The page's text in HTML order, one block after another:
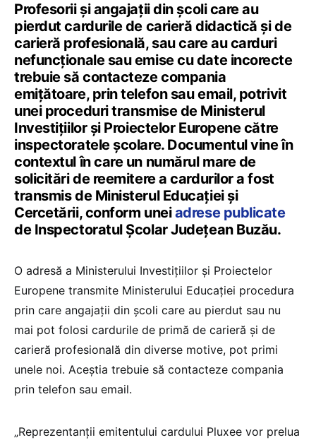
Profesorii și angajații din școli care au
pierdut cardurile de carieră didactică și de
carieră profesională, sau care au carduri
nefuncționale sau emise cu date incorecte
trebuie să contacteze compania
emițătoare, prin telefon sau email, potrivit
unei proceduri transmise de Ministerul
Investițiilor și Proiectelor Europene către
inspectoratele școlare. Documentul vine în
contextul în care un numărul mare de
solicitări de reemitere a cardurilor a fost
transmis de Ministerul Educației și
Cercetării, conform uneiadrese publicate
de Inspectoratul Școlar Județean Buzău.
O adresă a Ministerului Investițiilor și Proiectelor
Europene transmite Ministerului Educației procedura
prin care angajații din școli care au pierdut sau nu
mai pot folosi cardurile de primă de carieră și de
carieră profesională din diverse motive, pot primi
unele noi. Aceștia trebuie să contacteze compania
prin telefon sau email.
„Reprezentanții emitentului cardului Pluxee vor prelua